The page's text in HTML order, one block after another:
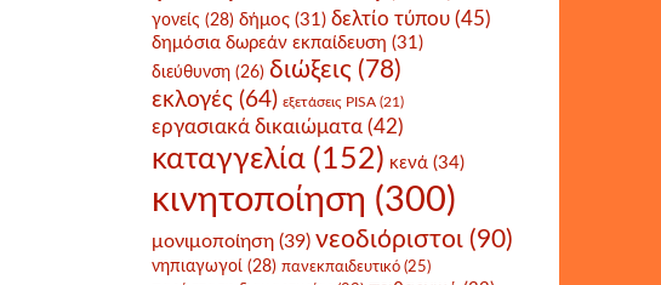
γονείς (28) δήμος (31) δελτίο τύπου (45)
δημόσια δωρεάν εκπαίδευση (31)
διεύθυνση (26) διώξεις (78)
εκλογές (64) εξετάσεις PISA (21)
εργασιακά δικαιώματα (42)
καταγγελία (152) κενά (34)
κινητοποίηση (300)
μονιμοποίηση (39) νεοδιόριστοι (90)
νηπιαγωγοί (28) πανεκπαιδευτικό (25)